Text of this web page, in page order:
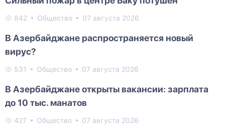
842 Общество 07 августа 2026
В Азербайджане распространяется новый
вирус?
531 Общество 07 августа 2026
В Азербайджане открыты вакансии: зарплата
до 10 тыс. манатов
427 Общество 07 августа 2026